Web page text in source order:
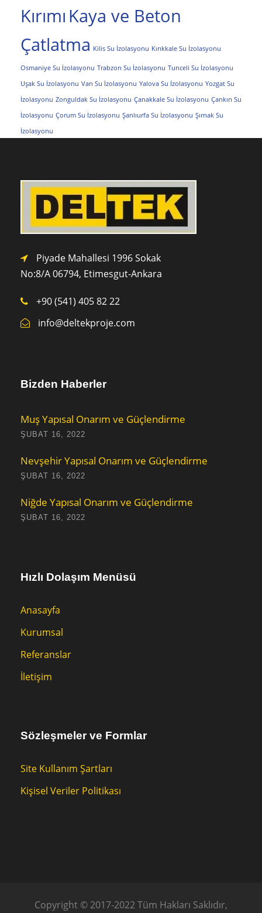
Kırımı Kaya ve Beton
Çatlatma Kilis Su İzolasyonu Kırıkkale Su İzolasyonu
Osmaniye Su İzolasyonu Trabzon Su İzolasyonu Tunceli Su İzolasyonu
Uşak Su İzolasyonu Van Su İzolasyonu Yalova Su İzolasyonu Yozgat Su
İzolasyonu Zonguldak Su İzolasyonu Çanakkale Su İzolasyonu Çankırı Su
İzolasyonu Çorum Su İzolasyonu Şanlıurfa Su İzolasyonu Şırnak Su
İzolasyonu
Piyade Mahallesi 1996 Sokak
No:8/A 06794, Etimesgut-Ankara
+90 (541) 405 82 22
info@deltekproje.com
Bizden Haberler
Muş Yapısal Onarım ve Güçlendirme
ŞUBAT 16, 2022
Nevşehir Yapısal Onarım ve Güçlendirme
ŞUBAT 16, 2022
Niğde Yapısal Onarım ve Güçlendirme
ŞUBAT 16, 2022
Hızlı Dolaşım Menüsü
Anasayfa
Kurumsal
Referanslar
İletişim
Sözleşmeler ve Formlar
Site Kullanım Şartları
Kişisel Veriler Politikası
Copyright © 2017-2022 Tüm Hakları Saklıdır,